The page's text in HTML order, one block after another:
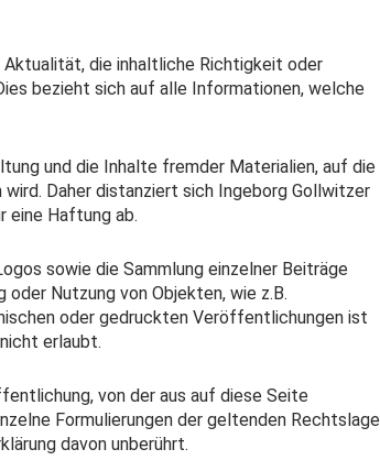
die inhaltliche Richtigkeit oder
bezieht sich auf alle Informationen, welche
und die Inhalte fremder Materialien, auf die
Daher distanziert sich Ingeborg Gollwitzer
eine Haftung ab.
sowie die Sammlung einzelner Beiträge
Nutzung von Objekten, wie z.B.
oder gedruckten Veröffentlichungen ist
erlaubt.
von der aus auf diese Seite
Formulierungen der geltenden Rechtslage
davon unberührt.